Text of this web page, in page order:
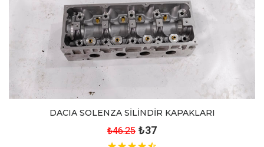
DACIA SOLENZA SİLİNDİR KAPAKLARI
₺46.25 ₺37